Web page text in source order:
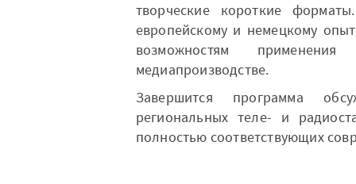
творческие короткие
европейскому и немецкому
возможностям
медиапроизводстве.
Завершится программа
региональных теле- и
полностью соответствующих